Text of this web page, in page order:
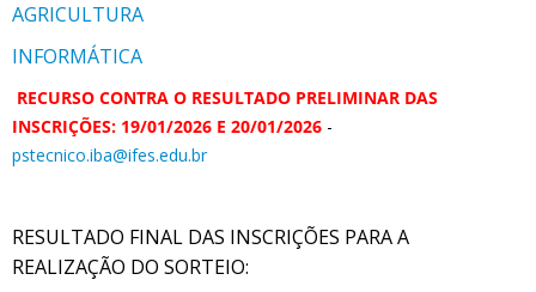
AGRICULTURA
INFORMÁTICA
RECURSO CONTRA O RESULTADO PRELIMINAR DAS
INSCRIÇÕES: 19/01/2026 E 20/01/2026 -
pstecnico.iba@ifes.edu.br
RESULTADO FINAL DAS INSCRIÇÕES PARA A
REALIZAÇÃO DO SORTEIO: